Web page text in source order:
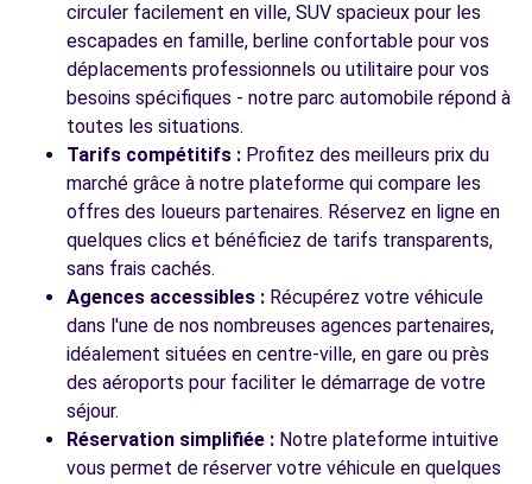
Voir toutes les agences
circuler facilement en ville, SUV spacieux pour les
escapades en famille, berline confortable pour vos
déplacements professionnels ou utilitaire pour vos
besoins spécifiques - notre parc automobile répond à
toutes les situations.
Tarifs compétitifs : Profitez des meilleurs prix du
marché grâce à notre plateforme qui compare les
offres des loueurs partenaires. Réservez en ligne en
quelques clics et bénéficiez de tarifs transparents,
sans frais cachés.
Agences accessibles : Récupérez votre véhicule
dans l'une de nos nombreuses agences partenaires,
idéalement situées en centre-ville, en gare ou près
des aéroports pour faciliter le démarrage de votre
séjour.
Réservation simplifiée : Notre plateforme intuitive
vous permet de réserver votre véhicule en quelques